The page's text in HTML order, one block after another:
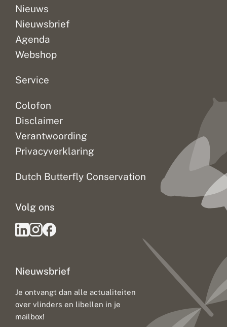
Nieuws
Nieuwsbrief
Agenda
Webshop
Service
Colofon
Disclaimer
Verantwoording
Privacyverklaring
Dutch Butterfly Conservation
Nieuwsbrief
Je ontvangt dan alle actualiteiten
over vlinders en libellen in je
mailbox!
Volg ons